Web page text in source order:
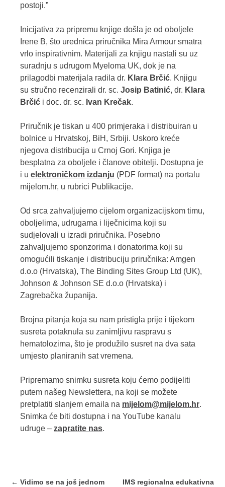
postoji.”
Inicijativa za pripremu knjige došla je od oboljele
Irene B, što urednica priručnika Mira Armour smatra
vrlo inspirativnim. Materijali za knjigu nastali su uz
suradnju s udrugom Myeloma UK, dok je na
prilagodbi materijala radila dr. Klara Brčić. Knjigu
su stručno recenzirali dr. sc. Josip Batinić, dr. Klara
Brčić i doc. dr. sc. Ivan Krečak.
Priručnik je tiskan u 400 primjeraka i distribuiran u
bolnice u Hrvatskoj, BiH, Srbiji. Uskoro kreće
njegova distribucija u Crnoj Gori. Knjiga je
besplatna za oboljele i članove obitelji. Dostupna je
i u elektroničkom izdanju (PDF format) na portalu
mijelom.hr, u rubrici Publikacije.
Od srca zahvaljujemo cijelom organizacijskom timu,
oboljelima, udrugama i liječnicima koji su
sudjelovali u izradi priručnika. Posebno
zahvaljujemo sponzorima i donatorima koji su
omogućili tiskanje i distribuciju priručnika: Amgen
d.o.o (Hrvatska), The Binding Sites Group Ltd (UK),
Johnson & Johnson SE d.o.o (Hrvatska) i
Zagrebačka županija.
Brojna pitanja koja su nam pristigla prije i tijekom
susreta potaknula su zanimljivu raspravu s
hematolozima, što je produžilo susret na dva sata
umjesto planiranih sat vremena.
Pripremamo snimku susreta koju ćemo podijeliti
putem našeg Newslettera, na koji se možete
pretplatiti slanjem emaila na mijelom@mijelom.hr.
Snimka će biti dostupna i na YouTube kanalu
udruge – zapratite nas.
Post
← Vidimo se na još jednom
IMS regionalna edukativna